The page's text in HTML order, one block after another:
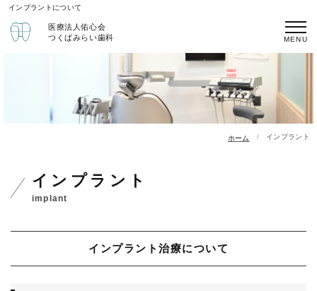
医療法人佑心会
つくばみらい歯科
インプラントについて
ホーム インプラント
インプラント
implant
インプラント治療について